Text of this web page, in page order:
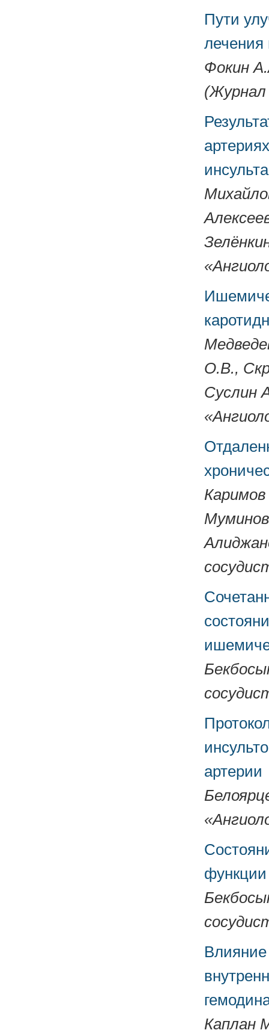
Пути
лечения
Фокин
(Журнал
инсульта
О.В.,
Суслин
артерии
Каплан